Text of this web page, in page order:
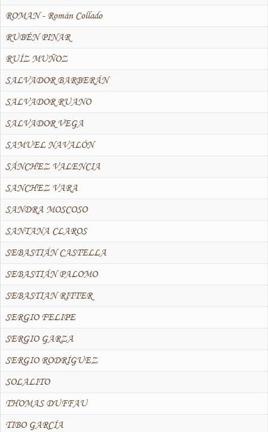
ROMAN - Román Collado
RUBÉN PINAR
RUÍZ MUÑOZ
SALVADOR BARBERÁN
SALVADOR RUANO
SALVADOR VEGA
SAMUEL NAVALÓN
SÁNCHEZ VALENCIA
SANCHEZ VARA
SANDRA MOSCOSO
SANTANA CLAROS
SEBASTIÁN CASTELLA
SEBASTIÁN PALOMO
SEBASTIAN RITTER
SERGIO FELIPE
SERGIO GARZA
SERGIO RODRÍGUEZ
SOLALITO
THOMAS DUFFAU
TIBO GARCÍA